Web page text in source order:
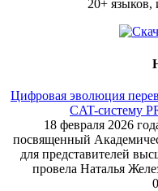
20+ языков,
Цифровая эволюция
CAT-систему
18 февраля 2026
посвященный
для представителей
провела Наталья